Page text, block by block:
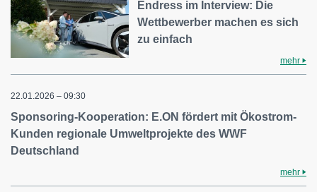
Endress im Interview: Die
Wettbewerber machen es sich
zu einfach
mehr
22.01.2026 – 09:30
Sponsoring-Kooperation: E.ON fördert mit Ökostrom-
Kunden regionale Umweltprojekte des WWF
Deutschland
mehr